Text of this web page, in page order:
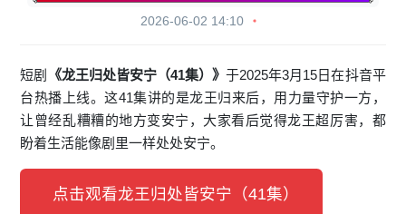
2026-06-02 14:10
短剧 《龙王归处皆安宁（41集）》于2025年3月15日在抖音平
台热播上线。这41集讲的是龙王归来后，用力量守护一方，
让曾经乱糟糟的地方变安宁，大家看后觉得龙王超厉害，都
盼着生活能像剧里一样处处安宁。
点击观看龙王归处皆安宁（41集）